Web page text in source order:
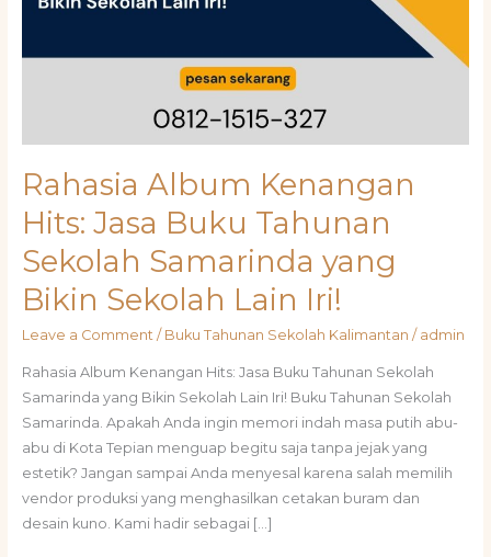
Rahasia Album Kenangan
Hits: Jasa Buku Tahunan
Sekolah Samarinda yang
Bikin Sekolah Lain Iri!
Leave a Comment / Buku Tahunan Sekolah Kalimantan / admin
Rahasia Album Kenangan Hits: Jasa Buku Tahunan Sekolah
Samarinda yang Bikin Sekolah Lain Iri! Buku Tahunan Sekolah
Samarinda. Apakah Anda ingin memori indah masa putih abu-
abu di Kota Tepian menguap begitu saja tanpa jejak yang
estetik? Jangan sampai Anda menyesal karena salah memilih
vendor produksi yang menghasilkan cetakan buram dan
desain kuno. Kami hadir sebagai […]